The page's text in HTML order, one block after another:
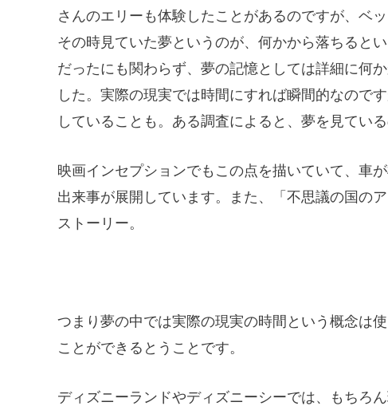
さんのエリーも体験したことがあるのですが、ベ
その時見ていた夢というのが、何かから落ちると
だったにも関わらず、夢の記憶としては詳細に何
した。実際の現実では時間にすれば瞬間的なので
していることも。ある調査によると、夢を見てい
映画インセプションでもこの点を描いていて、車
出来事が展開しています。また、「不思議の国の
ストーリー。
つまり夢の中では実際の現実の時間という概念は
ことができるとうことです。
ディズニーランドやディズニーシーでは、もちろ